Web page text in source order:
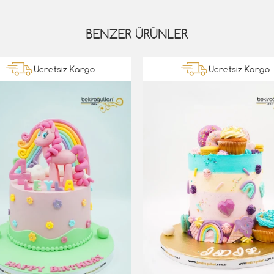
BENZER ÜRÜNLER
Ücretsiz Kargo Ücretsiz Kargo